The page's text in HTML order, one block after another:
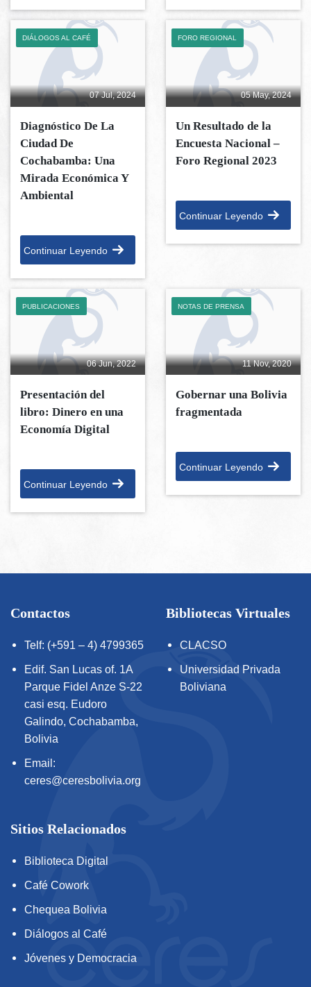
07 Jul, 2024
DIÁLOGOS AL CAFÉ
Diagnóstico De La
Ciudad De
Cochabamba: Una
Mirada Económica Y
Ambiental
Continuar Leyendo
05 May, 2024
FORO REGIONAL
Un Resultado de la
Encuesta Nacional –
Foro Regional 2023
Continuar Leyendo
06 Jun, 2022
PUBLICACIONES
Presentación del
libro: Dinero en una
Economía Digital
Continuar Leyendo
11 Nov, 2020
NOTAS DE PRENSA
Gobernar una Bolivia
fragmentada
Continuar Leyendo
Contactos
Telf: (+591 – 4) 4799365
Edif. San Lucas of. 1A
Parque Fidel Anze S-22
casi esq. Eudoro
Galindo, Cochabamba,
Bolivia
Email:
ceres@ceresbolivia.org
Bibliotecas Virtuales
CLACSO
Universidad Privada
Boliviana
Sitios Relacionados
Biblioteca Digital
Café Cowork
Chequea Bolivia
Diálogos al Café
Jóvenes y Democracia